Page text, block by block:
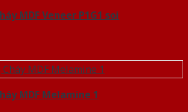
MDF Veneer P1G1 soi
MDF Melamine 1